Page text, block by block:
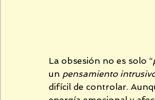
La obsesión no es solo “
un pensamiento
difícil de controlar.